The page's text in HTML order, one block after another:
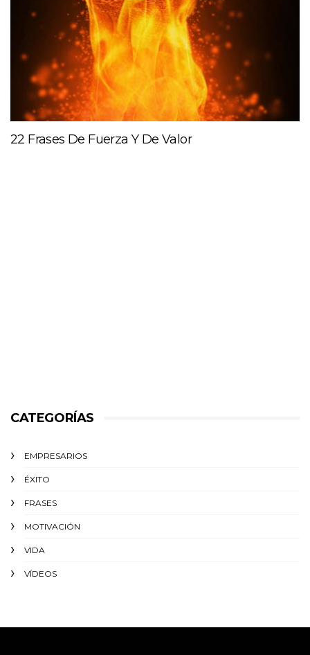
22 Frases De Fuerza Y De Valor
CATEGORÍAS
EMPRESARIOS
ÉXITO‬
FRASES
MOTIVACIÓN
VIDA
VÍDEOS